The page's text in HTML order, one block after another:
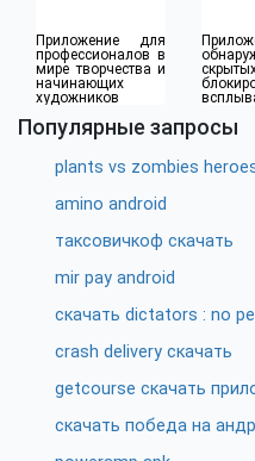
Приложение для
профессионалов в
мире творчества и
начинающих
художников
Популярные запросы
plants vs zombies
amino android
таксовичкоф скачать
mir pay android
скачать dictators : no
crash delivery скачать
getcourse скачать
скачать победа на